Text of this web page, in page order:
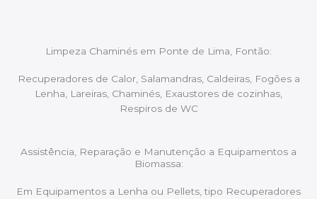
Limpeza Chaminés em Ponte de Lima, Fontão:
Recuperadores de Calor, Salamandras, Caldeiras, Fogões a
Lenha, Lareiras, Chaminés, Exaustores de cozinhas,
Respiros de WC
Assistência, Reparação e Manutenção a Equipamentos a
Biomassa:
Em Equipamentos a Lenha ou Pellets, tipo Recuperadores